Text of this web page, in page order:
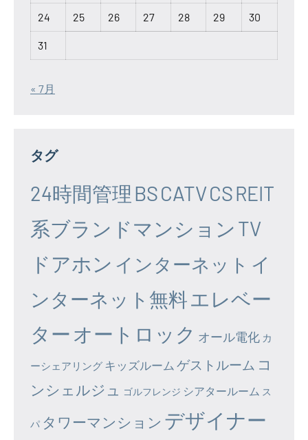
24 25 26 27 28 29 30
31
« 7月
タグ
24時間管理 BSCATVCSREIT
系ブランドマンション TV
ドアホン インターネット イ
ンターネット無料エレベー
ター オートロック オール電化 カ
ーシェアリング キッズルーム ゲストルーム コ
ンシェルジュ
ゴルフレンジ シアタールーム ス
パ タワーマンション デザイナー